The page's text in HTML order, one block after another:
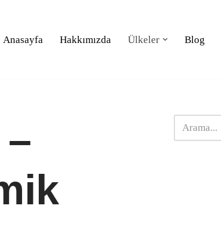
Anasayfa Hakkımızda Ülkeler Blog